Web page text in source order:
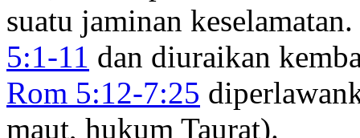
suatu jaminan
5:1-11 dan diuraikan
Rom 5:12-7:25
maut, hukum Taurat).